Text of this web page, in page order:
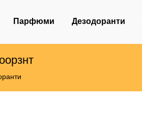
Парфюми Дезодоранти